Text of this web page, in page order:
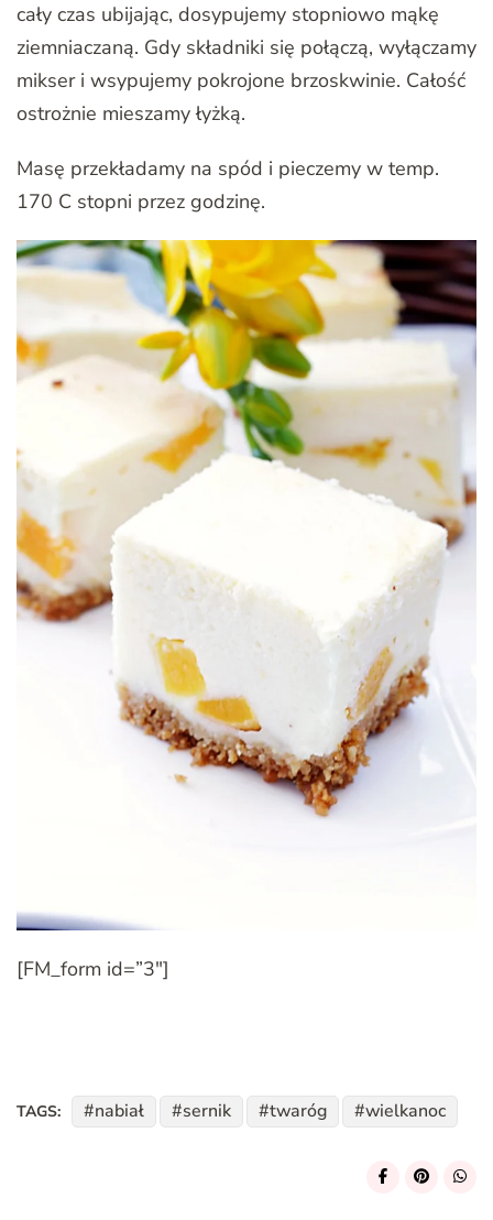
cały czas ubijając, dosypujemy stopniowo mąkę
ziemniaczaną. Gdy składniki się połączą, wyłączamy
mikser i wsypujemy pokrojone brzoskwinie. Całość
ostrożnie mieszamy łyżką.
Masę przekładamy na spód i pieczemy w temp.
170 C stopni przez godzinę.
[FM_form id=”3″]
TAGS: nabiał sernik twaróg wielkanoc